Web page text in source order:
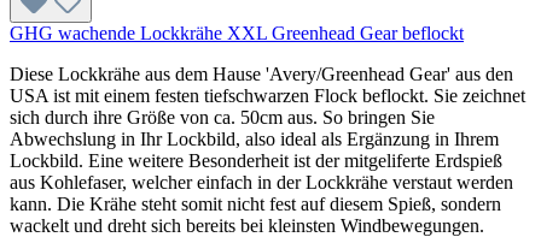
GHG wachende Lockkrähe XXL Greenhead Gear beflockt
Diese Lockkrähe aus dem Hause 'Avery/Greenhead Gear' aus den
USA ist mit einem festen tiefschwarzen Flock beflockt. Sie zeichnet
sich durch ihre Größe von ca. 50cm aus. So bringen Sie
Abwechslung in Ihr Lockbild, also ideal als Ergänzung in Ihrem
Lockbild. Eine weitere Besonderheit ist der mitgeliferte Erdspieß
aus Kohlefaser, welcher einfach in der Lockkrähe verstaut werden
kann. Die Krähe steht somit nicht fest auf diesem Spieß, sondern
wackelt und dreht sich bereits bei kleinsten Windbewegungen.